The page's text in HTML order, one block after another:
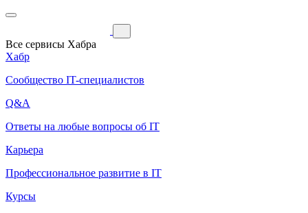
Все сервисы Хабра
Хабр
Сообщество IT-специалистов
Q&A
Ответы на любые вопросы об IT
Карьера
Профессиональное развитие в IT
Курсы